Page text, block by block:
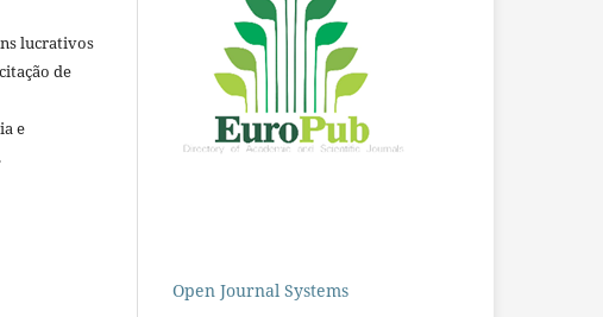
lucrativos
de
e
Open Journal Systems